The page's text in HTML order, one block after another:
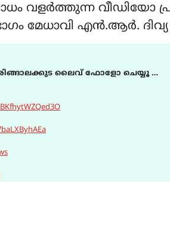
വളർത്തുന്ന വീഡിയോ
മേധാവി എൻ.ആർ.
ലൈവ് ഫോളോ ചെയ്യൂ …